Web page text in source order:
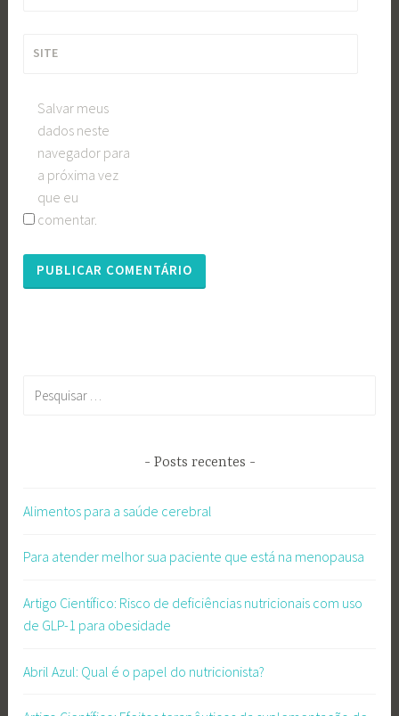
SITE
Salvar meus
dados neste
navegador para
a próxima vez
que eu
comentar.
Posts recentes
Alimentos para a saúde cerebral
Para atender melhor sua paciente que está na menopausa
Artigo Científico: Risco de deficiências nutricionais com uso
de GLP-1 para obesidade
Abril Azul: Qual é o papel do nutricionista?